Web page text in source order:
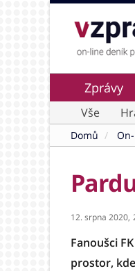
Zprávy
Vše
Domů
12. srpna 2020,
Fanoušci
prostor,